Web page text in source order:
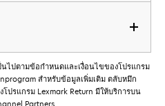
ไปตามข้อกําหนดและเงื่อนไขของโปรแกรม
สําหรับข้อมูลเพิ่มเติม ตลับหมึก
ปรแกรม Lexmark Return มีให้บริการบน
Partners